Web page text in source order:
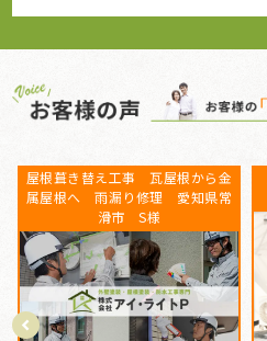
ベランダFRP防水工事、屋根カバー
工事、外壁塗装、庇補修工事 愛
知県知多郡 K様